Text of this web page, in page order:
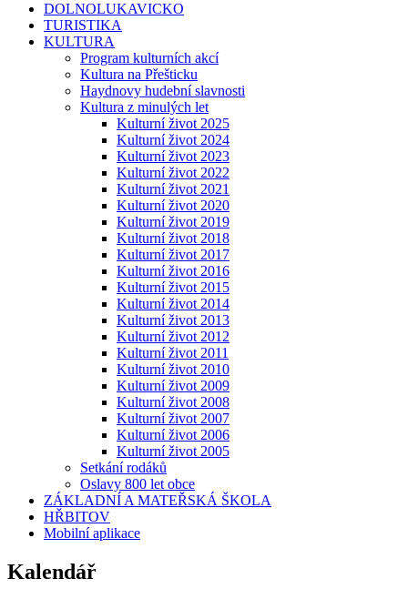
DOLNOLUKAVICKO
TURISTIKA
KULTURA
Program kulturních akcí
Kultura na Přešticku
Haydnovy hudební slavnosti
Kultura z minulých let
Kulturní život 2025
Kulturní život 2024
Kulturní život 2023
Kulturní život 2022
Kulturní život 2021
Kulturní život 2020
Kulturní život 2019
Kulturní život 2018
Kulturní život 2017
Kulturní život 2016
Kulturní život 2015
Kulturní život 2014
Kulturní život 2013
Kulturní život 2012
Kulturní život 2011
Kulturní život 2010
Kulturní život 2009
Kulturní život 2008
Kulturní život 2007
Kulturní život 2006
Kulturní život 2005
Setkání rodáků
Oslavy 800 let obce
ZÁKLADNÍ A MATEŘSKÁ ŠKOLA
HŘBITOV
Mobilní aplikace
Kalendář